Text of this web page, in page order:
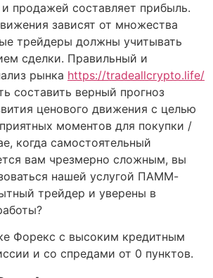
продажей составляет прибыль.
зависят от множества
трейдеры должны учитывать
сделки. Правильный и
рынка https://tradeallcrypto.life/
составить верный прогноз
ценового движения с целью
моментов для покупки /
когда самостоятельный
вам чрезмерно сложным, вы
нашей услугой ПАММ-
трейдер и уверены в
Форекс с высоким кредитным
и со спредами от 0 пунктов.